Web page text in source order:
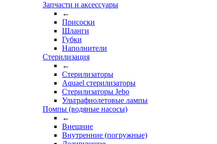
Запчасти и аксессуары
←
Присоски
Шланги
Губки
Наполнители
Стерилизация
←
Стерилизаторы
Aquael стерилизаторы
Стерилизаторы Jebo
Ультрафиолетовые лампы
Помпы (водяные насосы)
←
Внешние
Внутренние (погружные)